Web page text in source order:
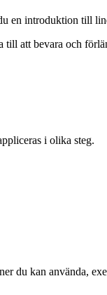
en introduktion till
att bevara och
i olika steg.
du kan använda,